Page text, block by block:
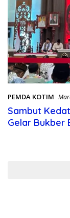
PEMDA KOTIM
Sambut
Gelar Bukber